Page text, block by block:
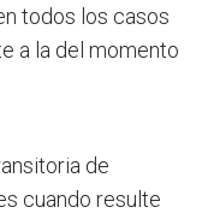
todos los casos
a la del momento
de
cuando resulte